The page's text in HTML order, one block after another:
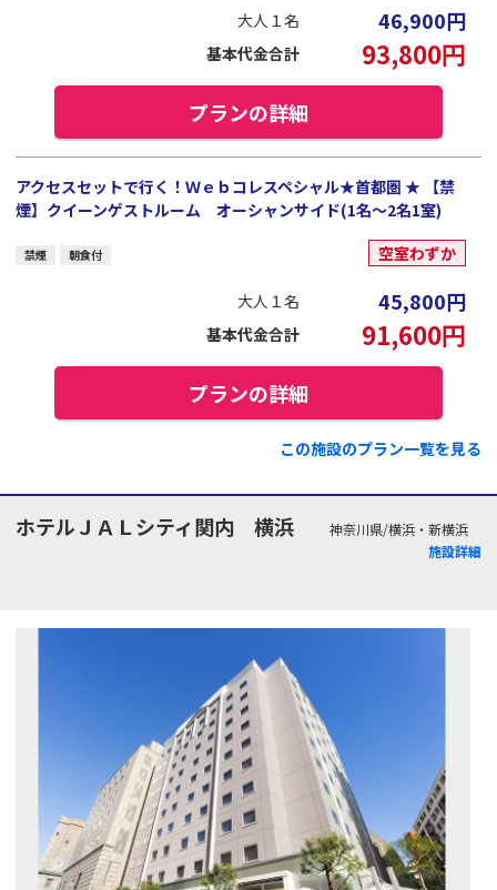
大人１名 46,900円
基本代金合計 93,800円
プランの詳細
アクセスセットで行く！Ｗｅｂコレスペシャル★首都圏 ★ 【禁
煙】クイーンゲストルーム オーシャンサイド(1名～2名1室)
禁煙 朝食付 空室わずか
大人１名 45,800円
基本代金合計 91,600円
プランの詳細
この施設のプラン一覧を見る
ホテルＪＡＬシティ関内 横浜
神奈川県/横浜・新横浜
施設詳細